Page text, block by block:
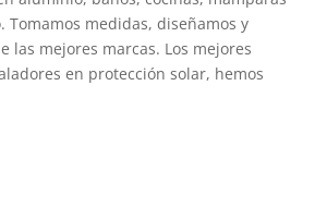
medidas, diseñamos y
las mejores marcas. Los mejores
en protección solar, hemos